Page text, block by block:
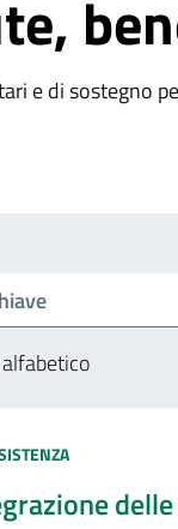
e di sostegno
i servizi